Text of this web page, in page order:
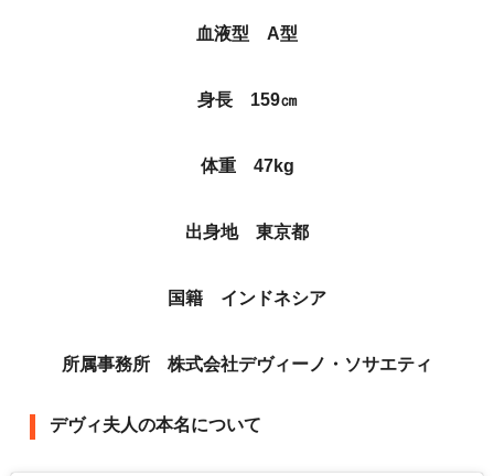
血液型 A型
身長 159㎝
体重 47kg
出身地 東京都
国籍 インドネシア
所属事務所 株式会社デヴィーノ・ソサエティ
デヴィ夫人の本名について